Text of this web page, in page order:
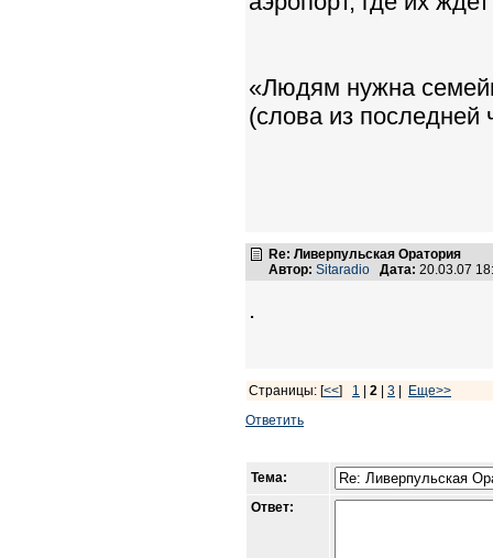
«Людям нужна
(слова из последней
Re: Ливерпульская Оратория
Автор: Sitaradio Дата: 20.03.07
.
Страницы: [<<] 1 2 3
Еще>>
Ответить
Тема:
Ответ: